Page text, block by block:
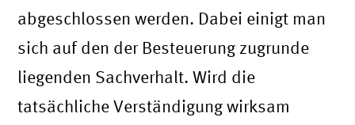
abgeschlossen werden. Dabei einigt man
sich auf den der Besteuerung zugrunde
liegenden Sachverhalt. Wird die
tatsächliche Verständigung wirksam